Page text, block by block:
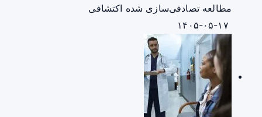
مطالعه تصادفی‌سازی شده اکتشافی